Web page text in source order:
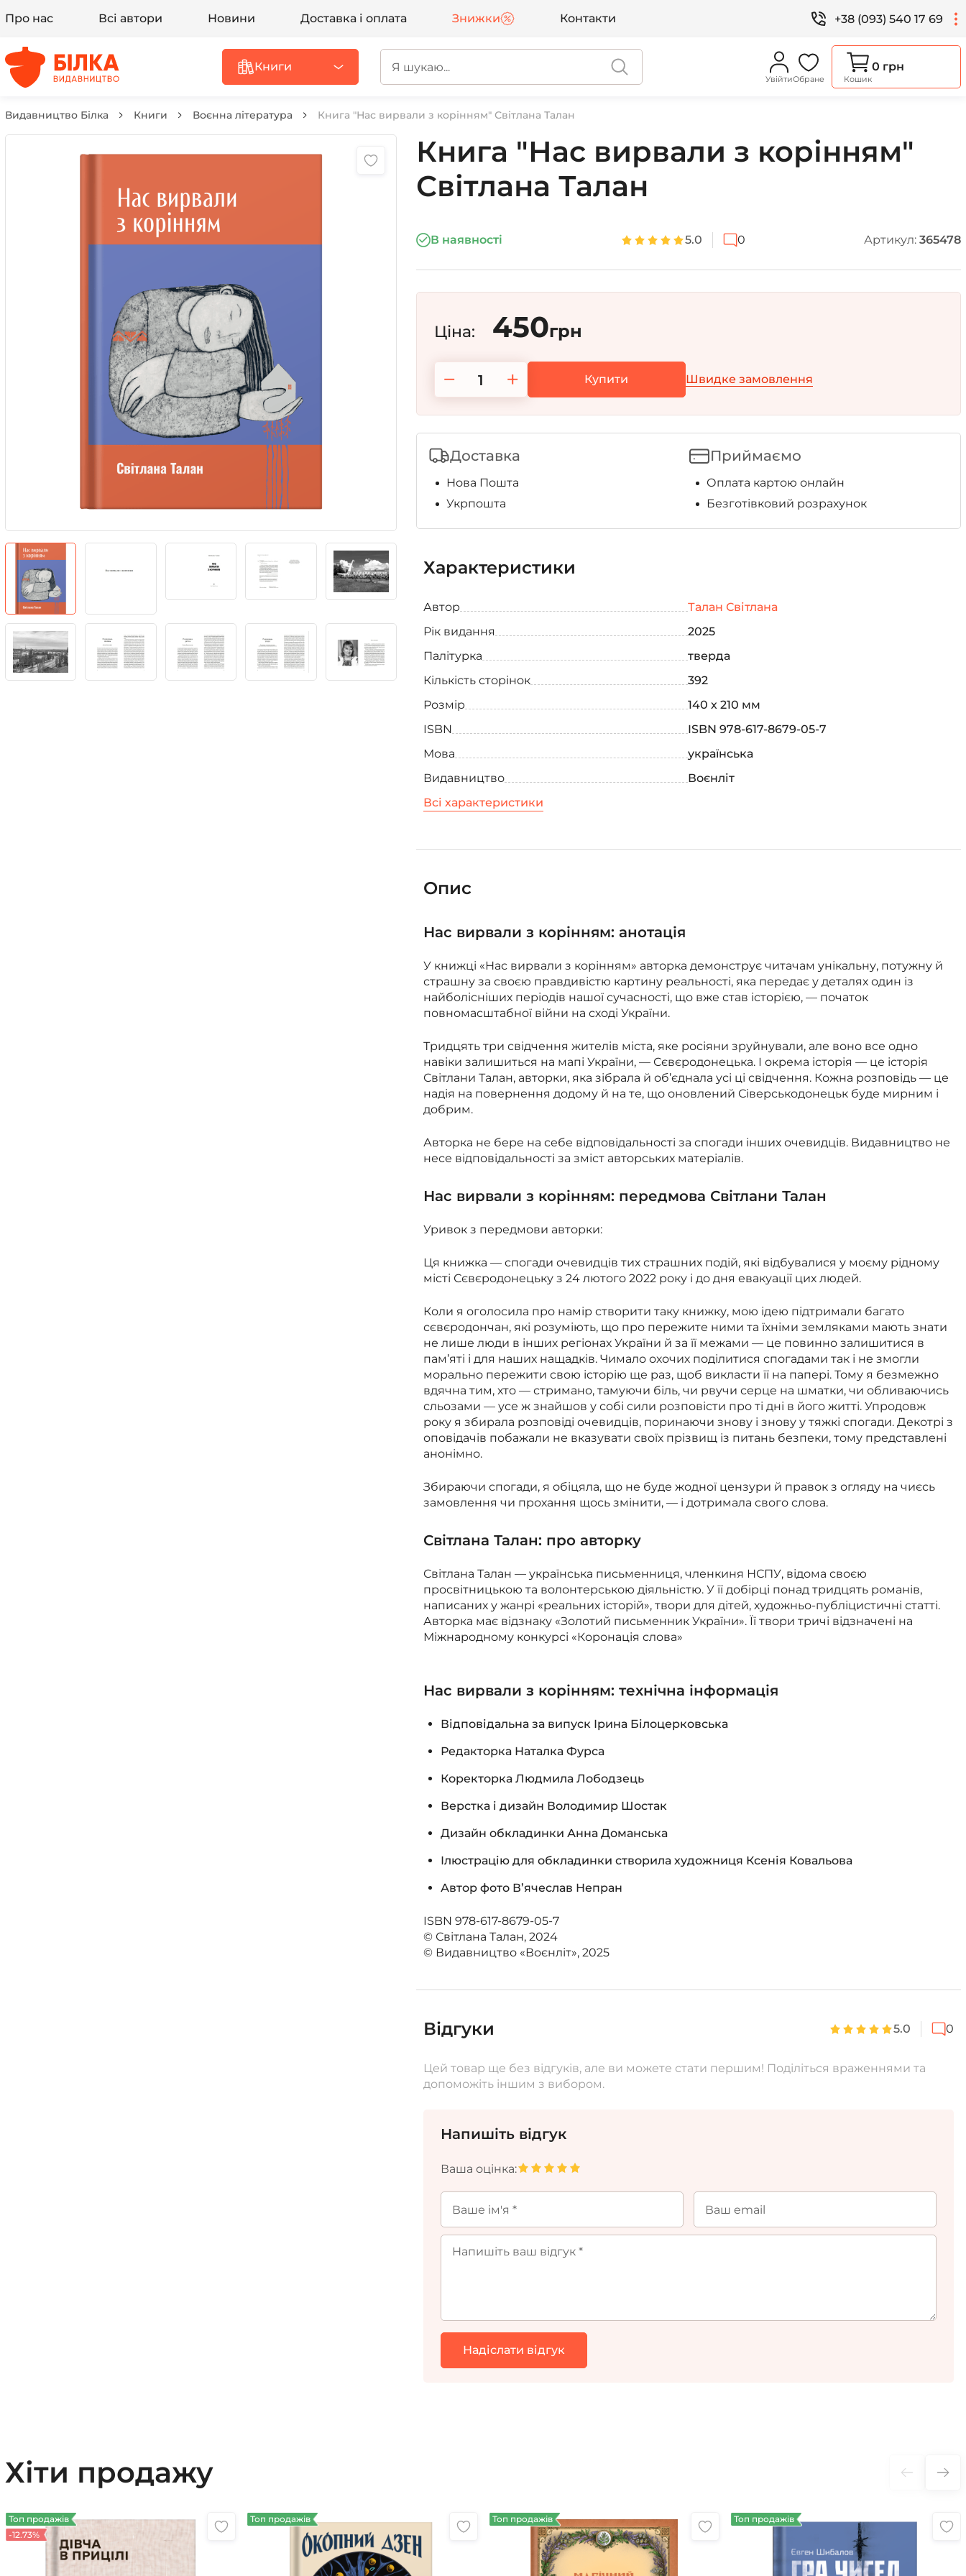
Про нас Всі автори Новини Доставка і оплата Знижки Контакти +38 (093) 540 17 69
Книги
УвійтиОбране Кошик
0 грн
Видавництво Білка Книги Воєнна література Книга "Нас вирвали з корінням" Світлана Талан
Книга "Нас вирвали з корінням"
Світлана Талан
В наявності 5.0 0 Артикул: 365478
Ціна: 450грн
− + Купити Швидке замовлення
Доставка
Нова Пошта
Укрпошта
Приймаємо
Оплата картою онлайн
Безготівковий розрахунок
Характеристики
Автор
Талан Світлана
Рік видання
2025
Палітурка
тверда
Кількість сторінок
392
Розмір
140 х 210 мм
ISBN
ISBN 978-617-8679-05-7
Мова
українська
Видавництво
Воєнліт
Всі характеристики
Опис
Нас вирвали з корінням: анотація
У книжці «Нас вирвали з корінням» авторка демонструє читачам унікальну, потужну й
страшну за своєю правдивістю картину реальності, яка передає у деталях один із
найболісніших періодів нашої сучасності, що вже став історією, — початок
повномасштабної війни на сході України.
Тридцять три свідчення жителів міста, яке росіяни зруйнували, але воно все одно
навіки залишиться на мапі України, — Сєвєродонецька. І окрема історія — це історія
Світлани Талан, авторки, яка зібрала й об’єднала усі ці свідчення. Кожна розповідь — це
надія на повернення додому й на те, що оновлений Сіверськодонецьк буде мирним і
добрим.
Авторка не бере на себе відповідальності за спогади інших очевидців. Видавництво не
несе відповідальності за зміст авторських матеріалів.
Нас вирвали з корінням: передмова Світлани Талан
Уривок з передмови авторки:
Ця книжка — спогади очевидців тих страшних подій, які відбувалися у моєму рідному
місті Сєвєродонецьку з 24 лютого 2022 року і до дня евакуації цих людей.
Коли я оголосила про намір створити таку книжку, мою ідею підтримали багато
сєвєродончан, які розуміють, що про пережите ними та їхніми земляками мають знати
не лише люди в інших регіонах України й за її межами — це повинно залишитися в
пам’яті і для наших нащадків. Чимало охочих поділитися спогадами так і не змогли
морально пережити свою історію ще раз, щоб викласти її на папері. Тому я безмежно
вдячна тим, хто — стримано, тамуючи біль, чи рвучи серце на шматки, чи обливаючись
сльозами — усе ж знайшов у собі сили розповісти про ті дні в його житті. Упродовж
року я збирала розповіді очевидців, поринаючи знову і знову у тяжкі спогади. Декотрі з
оповідачів побажали не вказувати своїх прізвищ із питань безпеки, тому представлені
анонімно.
Збираючи спогади, я обіцяла, що не буде жодної цензури й правок з огляду на чиєсь
замовлення чи прохання щось змінити, — і дотримала свого слова.
Світлана Талан: про авторку
Світлана Талан — українська письменниця, членкиня НСПУ, відома своєю
просвітницькою та волонтерською діяльністю. У її добірці понад тридцять романів,
написаних у жанрі «реальних історій», твори для дітей, художньо-публіцистичні статті.
Авторка має відзнаку «Золотий письменник України». Її твори тричі відзначені на
Міжнародному конкурсі «Коронація слова»
Нас вирвали з корінням: технічна інформація
Відповідальна за випуск Ірина Білоцерковська
Редакторка Наталка Фурса
Коректорка Людмила Лободзець
Верстка і дизайн Володимир Шостак
Дизайн обкладинки Анна Доманська
Ілюстрацію для обкладинки створила художниця Ксенія Ковальова
Автор фото В’ячеслав Непран
ISBN 978-617-8679-05-7
© Світлана Талан, 2024
© Видавництво «Воєнліт», 2025
Відгуки 5.0 0
Цей товар ще без відгуків, але ви можете стати першим! Поділіться враженнями та
допоможіть іншим з вибором.
Напишіть відгук
Ваша оцінка:
Хіти продажу
Топ продажів
-12.73%
Топ продажів Топ продажів Топ продажів